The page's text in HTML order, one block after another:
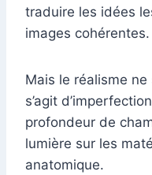
traduire les idées
images cohérentes.
Mais le réalisme
s’agit
profondeur de
lumière sur les
anatomique.